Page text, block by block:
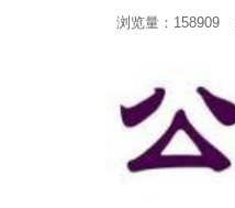
浏览量：158909